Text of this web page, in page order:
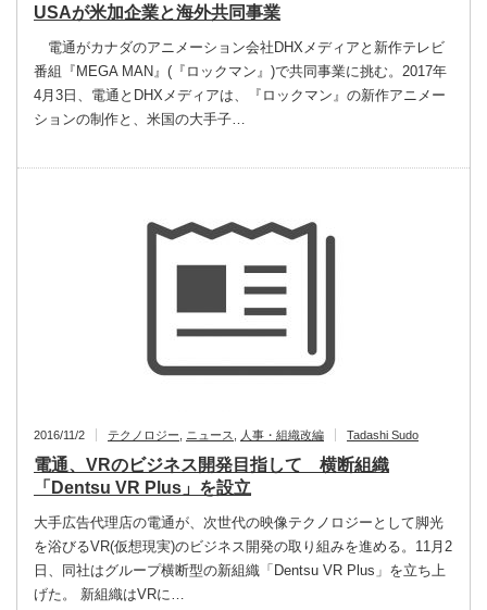
USAが米加企業と海外共同事業
電通がカナダのアニメーション会社DHXメディアと新作テレビ
番組『MEGA MAN』(『ロックマン』)で共同事業に挑む。2017年
4月3日、電通とDHXメディアは、『ロックマン』の新作アニメー
ションの制作と、米国の大手子…
2016/11/2 テクノロジー ニュース 人事・組織改編 Tadashi Sudo
電通、VRのビジネス開発目指して 横断組織
「Dentsu VR Plus」を設立
大手広告代理店の電通が、次世代の映像テクノロジーとして脚光
を浴びるVR(仮想現実)のビジネス開発の取り組みを進める。11月2
日、同社はグループ横断型の新組織「Dentsu VR Plus」を立ち上
げた。 新組織はVRに…